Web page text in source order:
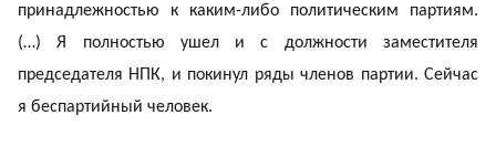
принадлежностью к каким-либо политическим партиям.
(…) Я полностью ушел и с должности заместителя
председателя НПК, и покинул ряды членов партии. Сейчас
я беспартийный человек.